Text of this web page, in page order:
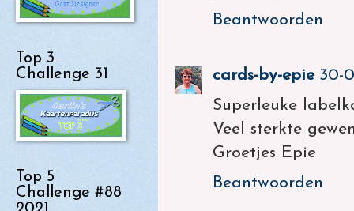
Beantwoorden
cards-by-epie 30-
Superleuke
Veel sterkte
Groetjes Epie
Beantwoorden
Top 3
Challenge 31
Top 5
Challenge #88